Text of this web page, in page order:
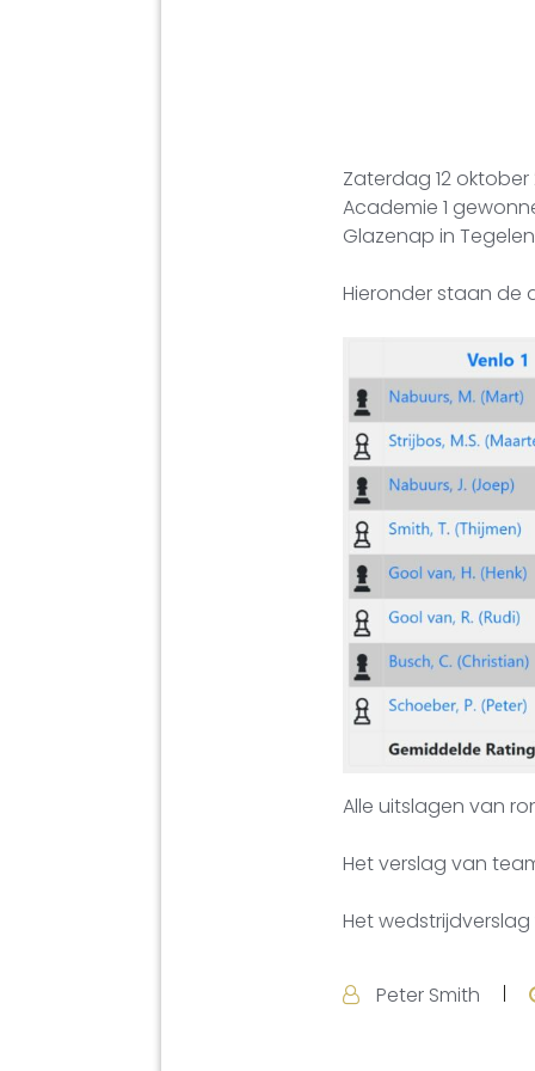
Zaterdag 12
Academie 1
Glazenap in
Hieronder staan de
Alle uitslagen van
Het verslag van
Het
Peter Smith